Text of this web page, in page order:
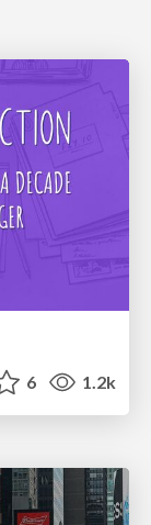
6 1.2k